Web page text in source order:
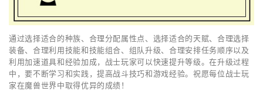
通过选择适合的种族、合理分配属性点、选择适合的天赋、合理选择
装备、合理利用技能和技能组合、组队升级、合理安排任务顺序以及
利用加速道具和经验加成，战士玩家可以快速提升等级。在升级过程
中，要不断学习和实践，提高战斗技巧和游戏经验。祝愿每位战士玩
家在魔兽世界中取得优异的成绩！